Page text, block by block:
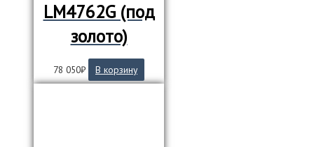
LM4762G (под
золото)
78 050₽ В корзину